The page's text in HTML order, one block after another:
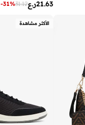
ر.ع21.63
31.12
-31%
الأكثر مشاهدة